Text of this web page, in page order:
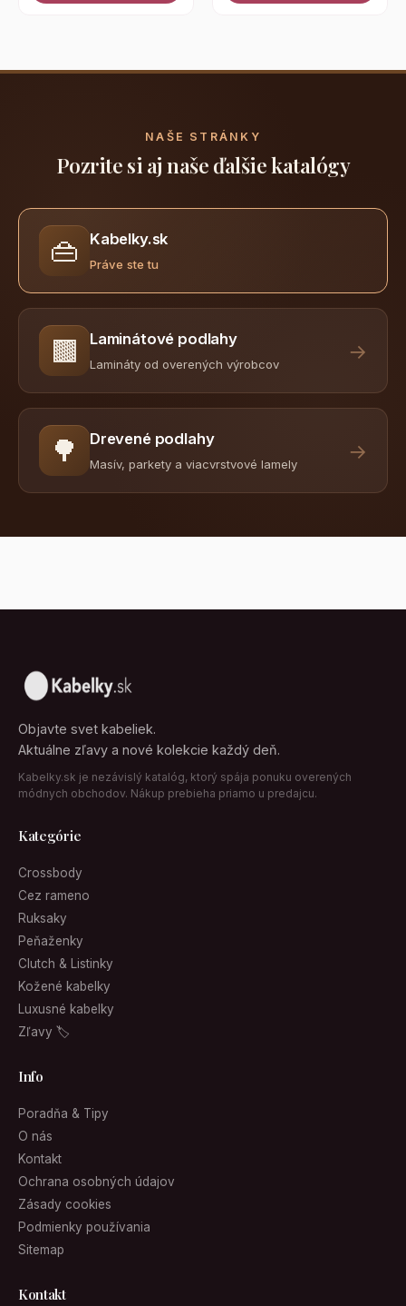
NAŠE STRÁNKY
Pozrite si aj naše ďalšie katalógy
👜 Kabelky.sk
Práve ste tu
🟫 Laminátové podlahy
Lamináty od overených výrobcov
→
🌳 Drevené podlahy
Masív, parkety a viacvrstvové lamely
→
Objavte svet kabeliek.
Aktuálne zľavy a nové kolekcie každý deň.
Kabelky.sk je nezávislý katalóg, ktorý spája ponuku overených
módnych obchodov. Nákup prebieha priamo u predajcu.
Kategórie
Crossbody
Cez rameno
Ruksaky
Peňaženky
Clutch & Listinky
Kožené kabelky
Luxusné kabelky
Zľavy 🏷
Info
Poradňa & Tipy
O nás
Kontakt
Ochrana osobných údajov
Zásady cookies
Podmienky používania
Sitemap
Kontakt